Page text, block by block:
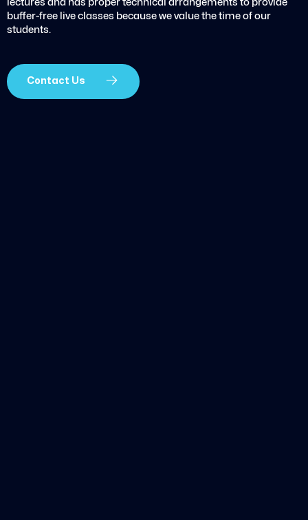
buffer-free live classes because we value the time of our
students.
Contact Us